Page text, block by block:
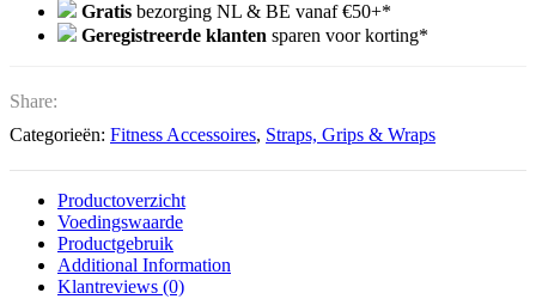
Gratis bezorging NL & BE vanaf €50+*
Geregistreerde klanten sparen voor korting*
Share:
Categorieën: Fitness Accessoires, Straps, Grips & Wraps
Productoverzicht
Voedingswaarde
Productgebruik
Additional Information
Klantreviews (0)